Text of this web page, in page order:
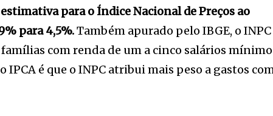
para o Índice Nacional de Preços ao
para 4,5%.Também apurado pelo IBGE, o INPC
com renda de um a cinco salários
IPCA é que o INPC atribui mais peso a gastos